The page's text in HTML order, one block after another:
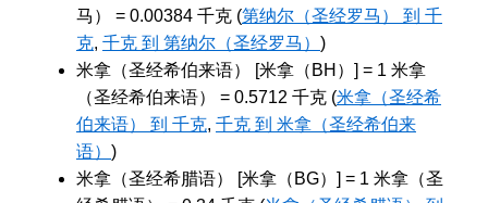
马） = 0.00384 千克 (第纳尔（圣经罗马） 到 千
克, 千克 到 第纳尔（圣经罗马） )
米拿（圣经希伯来语） [米拿（BH）] = 1 米拿
（圣经希伯来语） = 0.5712 千克 (米拿（圣经希
伯来语） 到 千克, 千克 到 米拿（圣经希伯来
语） )
米拿（圣经希腊语） [米拿（BG）] = 1 米拿（圣